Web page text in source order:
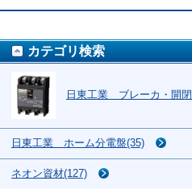
カテゴリ検索
日東工業 ブレーカ・開
日東工業 ホーム分電盤(35)
ネオン資材(127)